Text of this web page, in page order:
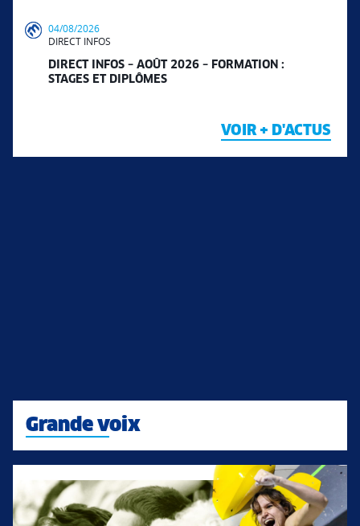
04/08/2026
DIRECT INFOS
DIRECT INFOS – AOÛT 2026 – FORMATION :
STAGES ET DIPLÔMES
VOIR + D'ACTUS
Grande voix